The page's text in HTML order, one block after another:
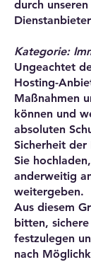
durch
Kategorie:
Ungeachtet
Hosting-
Maßnahmen
können und
absoluten
Sicherheit
Sie
anderweitig
weitergeben.
Aus diesem
bitten,
festzulegen
nach